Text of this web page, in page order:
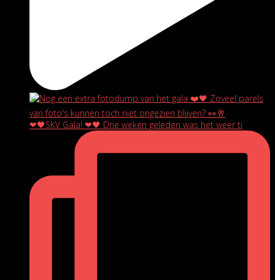
❤🖤SKV Gala! ❤🖤 Drie weken geleden was het weer ti